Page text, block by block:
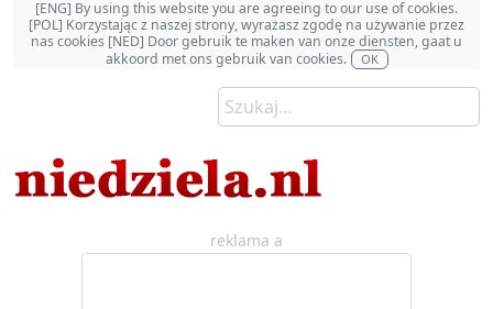
[ENG] By using this website you are agreeing to our use of cookies.
[POL] Korzystając z naszej strony, wyrażasz zgodę na używanie przez
nas cookies [NED] Door gebruik te maken van onze diensten, gaat u
akkoord met ons gebruik van cookies.
OK
reklama a